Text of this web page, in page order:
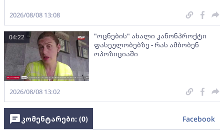
2026/08/08 13:08
"ოცნების" ახალი კანონპროქტი
ფასეულობებზე - რას ამბობენ
ოპოზიციაში
04:22
2026/08/08 13:02
კომენტარები: (0) Facebook